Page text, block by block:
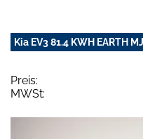
Kia EV3 81.4 KWH EARTH
Preis:
MWSt: